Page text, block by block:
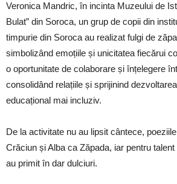
Veronica Mandric, în incinta Muzeului de
Bulat” din Soroca, un grup de copii din
timpurie din Soroca au realizat fulgi de
simbolizând emoțiile și unicitatea fiecărui
o oportunitate de colaborare și înțelegere
consolidând relațiile și sprijinind
educațional mai incluziv.
De la activitate nu au lipsit cântece,
Crăciun și Alba ca Zăpada, iar pentru
au primit în dar dulciuri.